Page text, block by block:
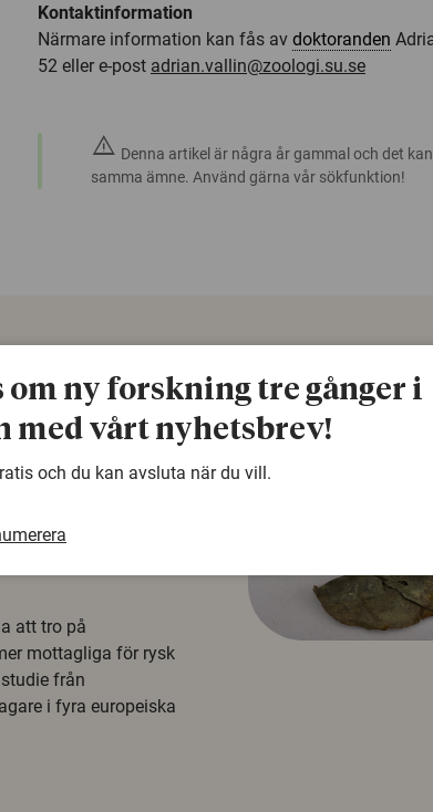
Kontaktinformation
Närmare information kan fås av doktoranden
52 eller e-post adrian.vallin@zoologi.su.se
warning Denna artikel är några år gammal och det
samma ämne. Använd gärna vår sökfunktion!
att tro på
mottagliga för rysk
från
i fyra europeiska
om ny forskning tre gånger i
med vårt nyhetsbrev!
och du kan avsluta när du vill.